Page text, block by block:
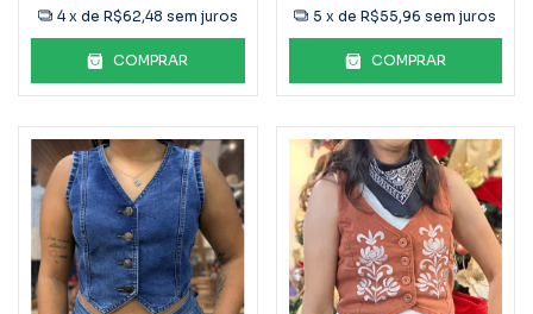
4 x de R$62,48 sem juros
COMPRAR
5 x deR$55,96 sem juros
COMPRAR